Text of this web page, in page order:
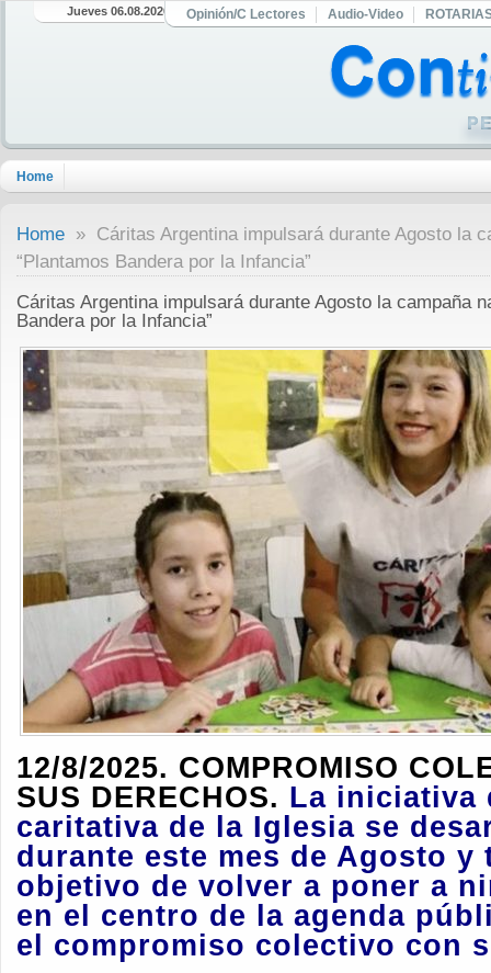
Jueves 06.08.2026 Opinión/C Lectores Audio-Video
Home
Home » Cáritas Argentina impulsará durante Agosto la
“Plantamos Bandera por la Infancia”
Cáritas Argentina impulsará durante Agosto la campaña
Bandera por la Infancia”
12/8/2025. COMPROMISO
SUS DERECHOS. La iniciativa
caritativa de la Iglesia se
durante este mes de Agosto y
objetivo de volver a poner a
en el centro de la agenda
el compromiso colectivo con